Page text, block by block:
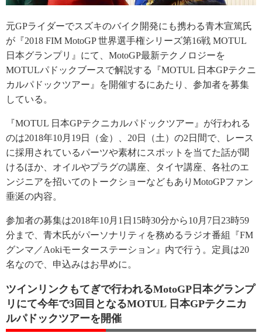
元GPライダーでスズキのバイク開発にも携わる青木宣篤氏
が『2018 FIM MotoGP 世界選手権シリーズ第16戦 MOTUL
日本グランプリ』にて、MotoGP最新テクノロジーを
MOTULパドックブースで解説する『MOTUL 日本GPテクニ
カルパドックツアー』を開催するにあたり、参加者を募集
している。
『MOTUL 日本GPテクニカルパドックツアー』が行われる
のは2018年10月19日（金）、20日（土）の2日間で、レース
に採用されているパーツや素材にスポットを当てた話が聞
けるほか、オイルやプラグの講座、タイヤ講座、各社のエ
ンジニアを招いてのトークショーなどもありMotoGPファン
垂涎の内容。
参加者の募集は2018年10月1日15時30分から10月7日23時59
分まで、青木氏がパーソナリティを務めるラジオ番組『FM
グンマ／Aokiモーターステーション』内で行う。定員は20
名なので、申込みはお早めに。
ツインリンクもてぎで行われるMotoGP日本グランプ
リにて今年で3回目となるMOTUL 日本GPテクニカ
ルパドックツアーを開催